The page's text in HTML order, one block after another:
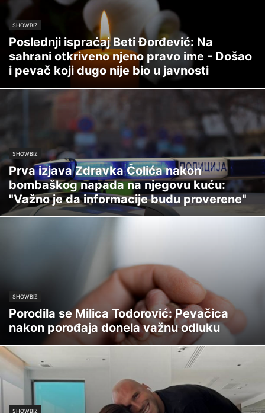
SHOWBIZ
Poslednji ispraćaj Beti Đorđević: Na
sahrani otkriveno njeno pravo ime - Došao
i pevač koji dugo nije bio u javnosti
SHOWBIZ
Prva izjava Zdravka Čolića nakon
bombaškog napada na njegovu kuću:
"Važno je da informacije budu proverene"
SHOWBIZ
Porodila se Milica Todorović: Pevačica
nakon porođaja donela važnu odluku
SHOWBIZ